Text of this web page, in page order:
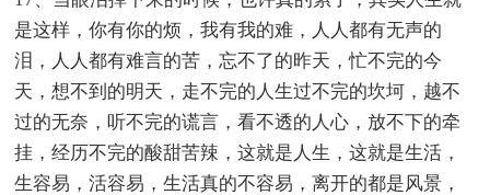
是这样，你有你的烦，我有我的难，人人都有无声的
泪，人人都有难言的苦，忘不了的昨天，忙不完的今
天，想不到的明天，走不完的人生过不完的坎坷，越不
过的无奈，听不完的谎言，看不透的人心，放不下的牵
挂，经历不完的酸甜苦辣，这就是人生，这就是生活，
生容易，活容易，生活真的不容易，离开的都是风景，